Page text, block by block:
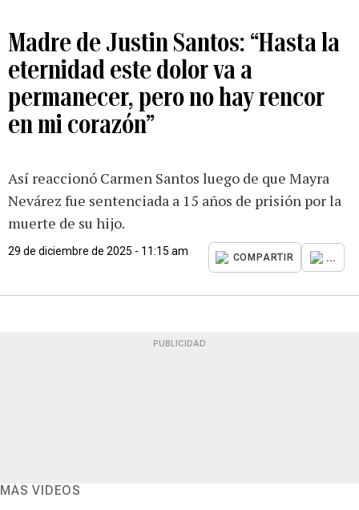
Madre de Justin Santos: “Hasta la
eternidad este dolor va a
permanecer, pero no hay rencor
en mi corazón”
Así reaccionó Carmen Santos luego de que Mayra
Nevárez fue sentenciada a 15 años de prisión por la
muerte de su hijo.
29 de diciembre de 2025 - 11:15 am
COMPARTIR ...
PUBLICIDAD
MÁS VIDEOS